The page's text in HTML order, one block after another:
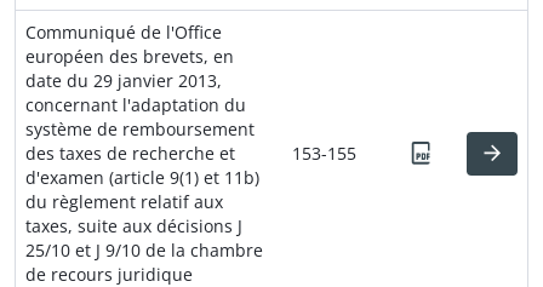
Communiqué de l'Office
européen des brevets, en
date du 29 janvier 2013,
concernant l'adaptation du
système de remboursement
des taxes de recherche et
d'examen (article 9(1) et 11b)
du règlement relatif aux
taxes, suite aux décisions J
25/10 et J 9/10 de la chambre
de recours juridique
153-155